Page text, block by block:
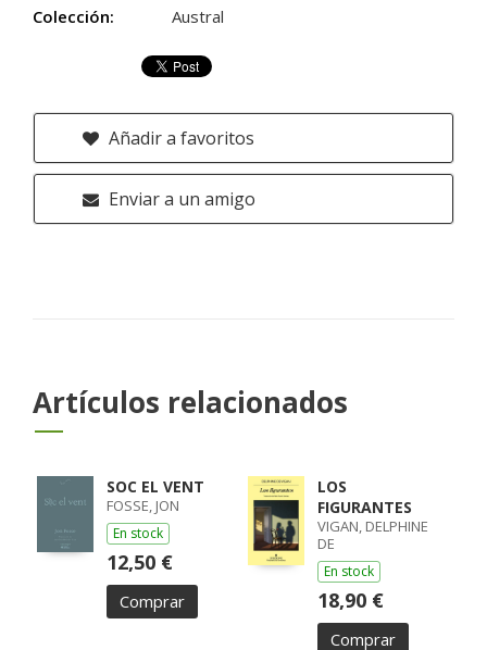
Colección:
Austral
Añadir a favoritos
Enviar a un amigo
Artículos relacionados
SOC EL VENT
FOSSE, JON
En stock
12,50 €
Comprar
LOS
FIGURANTES
VIGAN, DELPHINE
DE
En stock
18,90 €
Comprar